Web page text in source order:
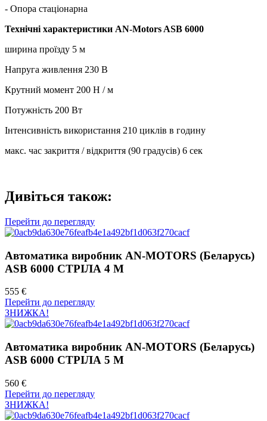
- Опора стаціонарна
Технічні характеристики AN-Motors ASB 6000
ширина проїзду 5 м
Напруга живлення 230 В
Крутний момент 200 Н / м
Потужність 200 Вт
Інтенсивність використання 210 циклів в годину
макс. час закриття / відкриття (90 градусів) 6 сек
Дивіться також:
Перейти до перегляду
Автоматика виробник AN-MOTORS (Беларусь)
ASB 6000 СТРІЛА 4 М
555 €
Перейти до перегляду
ЗНИЖКА!
Автоматика виробник AN-MOTORS (Беларусь)
ASB 6000 СТРІЛА 5 М
560 €
Перейти до перегляду
ЗНИЖКА!